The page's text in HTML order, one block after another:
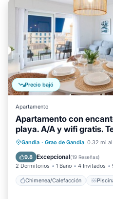
Precio bajó
Apartamento
Apartamento con
playa. A/A y wifi gratis.
mar-ALQUILER SOLO
Gandia · Grao de Gandia 0.32 mi
9.8 Excepcional(19 Reseñas)
2 Dormitorios 1 Baño 4 Invitados
Chimenea/Calefacción
Chimenea/Calefacción
Balcón/Terraza